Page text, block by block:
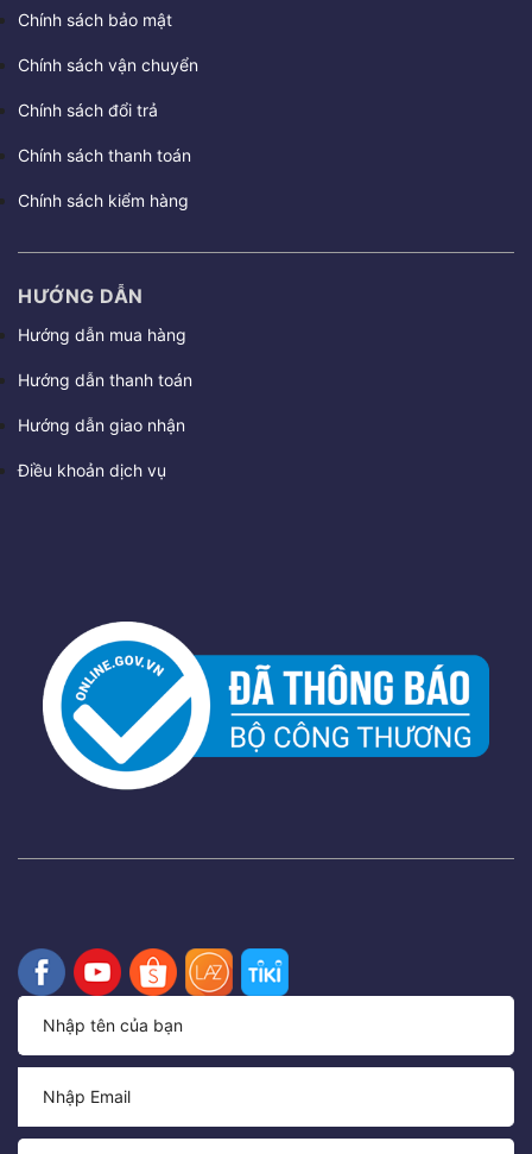
Chính sách bảo mật
Chính sách vận chuyển
Chính sách đổi trả
Chính sách thanh toán
Chính sách kiểm hàng
HƯỚNG DẪN
Hướng dẫn mua hàng
Hướng dẫn thanh toán
Hướng dẫn giao nhận
Điều khoản dịch vụ